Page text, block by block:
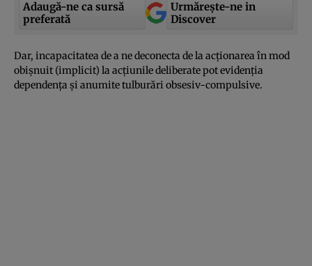
Adaugă-ne ca sursă
preferată
Urmărește-ne in
Discover
Dar, incapacitatea de a ne deconecta de la acţionarea în mod
obişnuit (implicit) la acţiunile deliberate pot evidenţia
dependenţa şi anumite tulburări obsesiv-compulsive.